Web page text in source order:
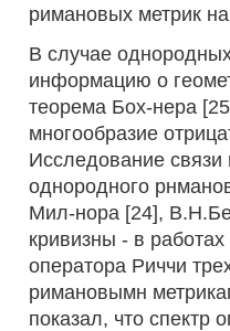
римановых метрик
В случае
информацию о
теорема Бох-нера
многообразие
Исследование связи
однородного
Мил-нора [24],
кривизны - в
оператора Риччи
римановымн
показал, что спектр